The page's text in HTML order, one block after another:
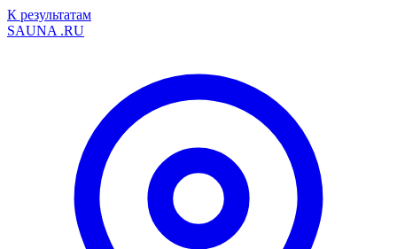
К результатам
SAUNA .RU